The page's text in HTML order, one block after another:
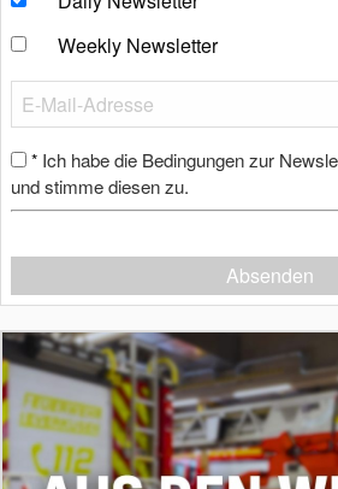
Weekly Newsletter
* Ich habe die Bedingungen zur
und stimme diesen zu.
Absenden